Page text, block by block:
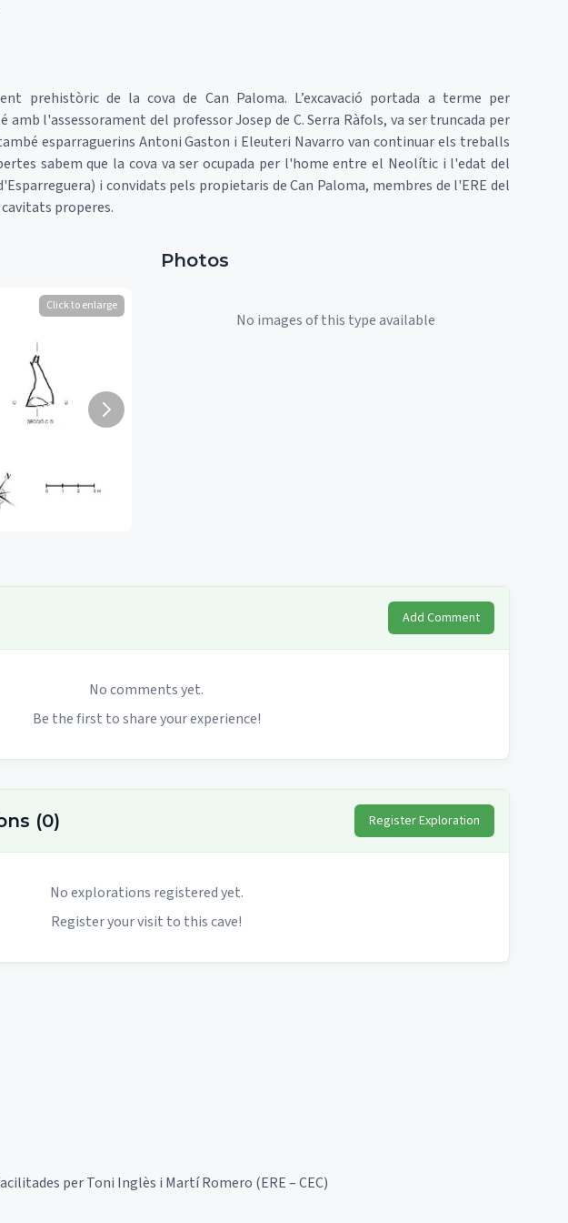
prehistòric de la cova de Can Paloma. L’excavació portada a terme per
amb l'assessorament del professor Josep de C. Serra Ràfols, va ser truncada per
esparraguerins Antoni Gaston i Eleuteri Navarro van continuar els treballs
sabem que la cova va ser ocupada per l'home entre el Neolític i l'edat del
i convidats pels propietaris de Can Paloma, membres de l'ERE del
properes.
Click to enlarge
Photos
No images of this type available
Add Comment
No comments yet.
Be the first to share your experience!
(0) Register Exploration
No explorations registered yet.
Register your visit to this cave!
per Toni Inglès i Martí Romero (ERE – CEC)